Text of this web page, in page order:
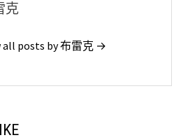
克
all posts by 布雷克 →